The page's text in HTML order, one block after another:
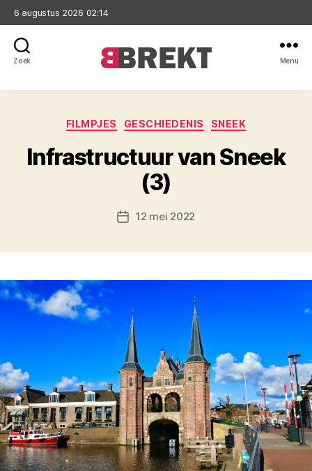
6 augustus 2026 02:14
Zoek Menu
Categorieën
FILMPJES GESCHIEDENIS SNEEK
Infrastructuur van Sneek
(3)
Berichtdatum
12 mei 2022